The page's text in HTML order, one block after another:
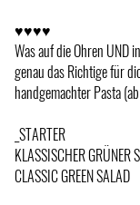
♥♥♥♥
Was auf die Ohren UND
genau das Richtige für
handgemachter Pasta
_STARTER
KLASSISCHER GRÜNER
CLASSIC GREEN SALAD